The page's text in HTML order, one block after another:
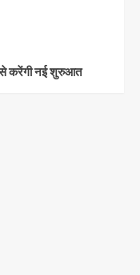
से करेंगी नई शुरुआत